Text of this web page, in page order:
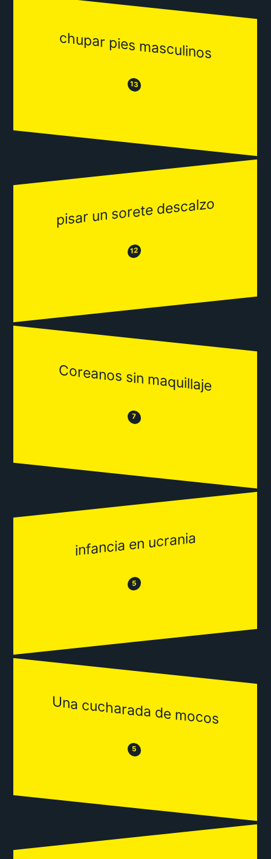
chupar pies masculinos
😒 13 😂
pisar un sorete descalzo
😒 12 😂
Coreanos sin maquillaje
😒 7 😂
infancia en ucrania
😒 5 😂
Una cucharada de mocos
😒 5 😂